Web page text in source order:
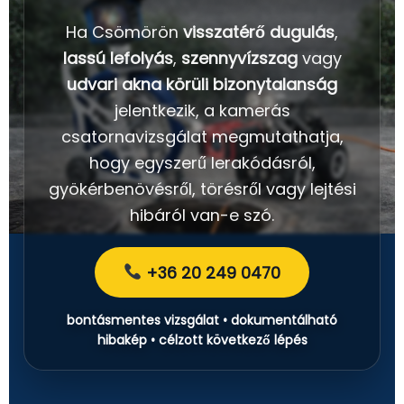
Ha Csömörönvisszatérő dugulás,
lassú lefolyás, szennyvízszagvagy
udvari akna körüli bizonytalanság
jelentkezik, a kamerás
csatornavizsgálat megmutathatja,
hogy egyszerű lerakódásról,
gyökérbenövésről, törésről vagy lejtési
hibáról van-e szó.
+36 20 249 0470
bontásmentes vizsgálat • dokumentálható
hibakép • célzott következő lépés